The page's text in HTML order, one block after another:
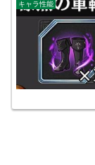
キャラ性能